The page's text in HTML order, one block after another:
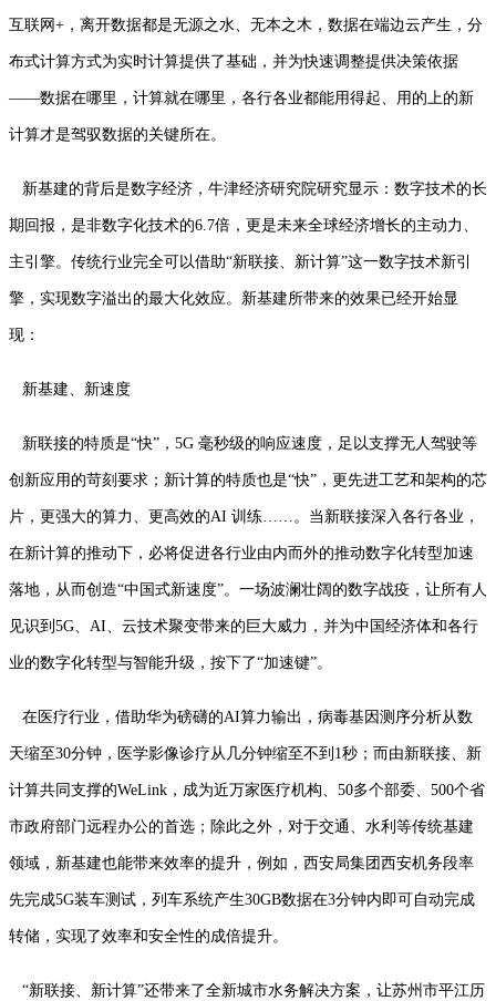
互联网+，离开数据都是无源之水、无本之木，数据在端边云产生，分
布式计算方式为实时计算提供了基础，并为快速调整提供决策依据
——数据在哪里，计算就在哪里，各行各业都能用得起、用的上的新
计算才是驾驭数据的关键所在。
新基建的背后是数字经济，牛津经济研究院研究显示：数字技术的长
期回报，是非数字化技术的6.7倍，更是未来全球经济增长的主动力、
主引擎。传统行业完全可以借助“新联接、新计算”这一数字技术新引
擎，实现数字溢出的最大化效应。新基建所带来的效果已经开始显
现：
新基建、新速度
新联接的特质是“快”，5G 毫秒级的响应速度，足以支撑无人驾驶等
创新应用的苛刻要求；新计算的特质也是“快”，更先进工艺和架构的芯
片，更强大的算力、更高效的AI 训练……。当新联接深入各行各业，
在新计算的推动下，必将促进各行业由内而外的推动数字化转型加速
落地，从而创造“中国式新速度”。一场波澜壮阔的数字战疫，让所有人
见识到5G、AI、云技术聚变带来的巨大威力，并为中国经济体和各行
业的数字化转型与智能升级，按下了“加速键”。
在医疗行业，借助华为磅礴的AI算力输出，病毒基因测序分析从数
天缩至30分钟，医学影像诊疗从几分钟缩至不到1秒；而由新联接、新
计算共同支撑的WeLink，成为近万家医疗机构、50多个部委、500个省
市政府部门远程办公的首选；除此之外，对于交通、水利等传统基建
领域，新基建也能带来效率的提升，例如，西安局集团西安机务段率
先完成5G装车测试，列车系统产生30GB数据在3分钟内即可自动完成
转储，实现了效率和安全性的成倍提升。
“新联接、新计算”还带来了全新城市水务解决方案，让苏州市平江历